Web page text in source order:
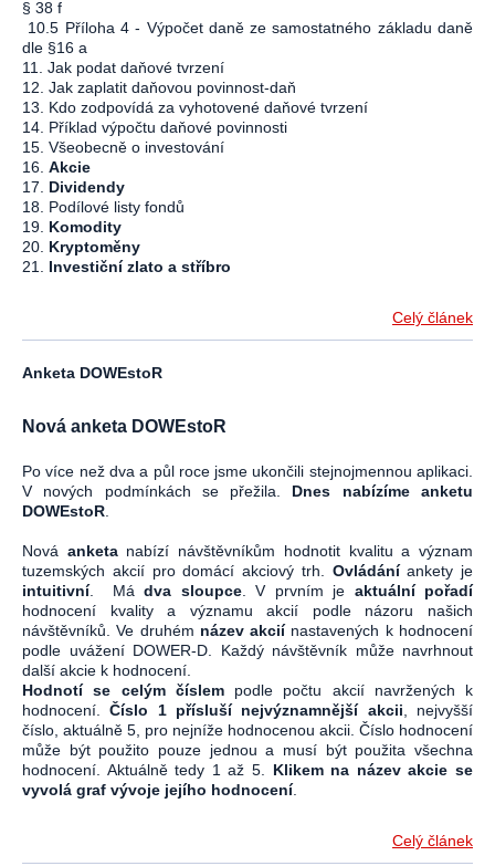
§ 38 f
10.5 Příloha 4 - Výpočet daně ze samostatného základu daně
dle §16 a
11. Jak podat daňové tvrzení
12. Jak zaplatit daňovou povinnost-daň
13. Kdo zodpovídá za vyhotovené daňové tvrzení
14. Příklad výpočtu daňové povinnosti
15. Všeobecně o investování
16. Akcie
17. Dividendy
18. Podílové listy fondů
19. Komodity
20. Kryptoměny
21.
Investiční zlato a stříbro
Celý článek
Anketa DOWEstoR
Nová anketa DOWEstoR
Po více než dva a půl roce jsme ukončili stejnojmennou aplikaci.
V nových podmínkách se přežila. Dnes nabízíme anketu
DOWEstoR
Nová anketa nabízí návštěvníkům hodnotit kvalitu a význam
tuzemských akcií pro domácí akciový trh. Ovládáníankety je
intuitivní. Mádva sloupce. V prvním je aktuální pořadí
hodnocení kvality a významu akcií podle názoru našich
návštěvníků. Ve druhém název akciínastavených k hodnocení
podle uvážení DOWER-D. Každý návštěvník může navrhnout
další akcie k hodnocení.
Hodnotí se celým číslempodle počtu akcií navržených k
hodnocení.Číslo 1 přísluší nejvýznamnější akcii , nejvyšší
číslo, aktuálně 5, pro nejníže hodnocenou akcii. Číslo hodnocení
může být použito pouze jednou a musí být použita všechna
hodnocení. Aktuálně tedy 1 až 5. Klikem na název akcie se
vyvolá graf vývoje jejího hodnocení.
Celý článek